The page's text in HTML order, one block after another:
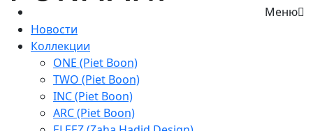
Меню
Новости
Коллекции
ONE (Piet Boon)
TWO (Piet Boon)
INC (Piet Boon)
ARC (Piet Boon)